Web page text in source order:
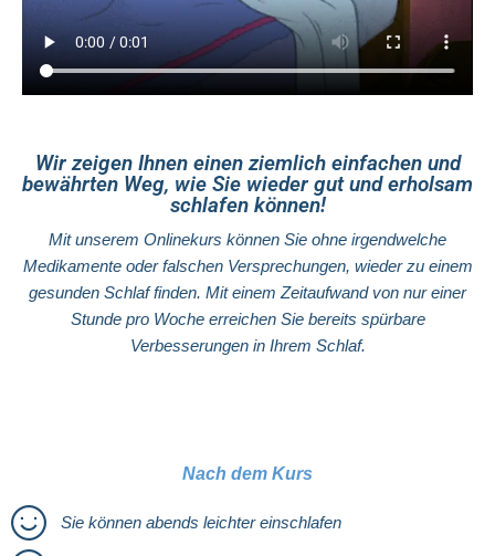
Wir zeigen Ihnen einen ziemlich einfachen und
bewährten Weg, wie Sie wieder gut und erholsam
schlafen können!
Mit unserem Onlinekurs können Sie ohne irgendwelche
Medikamente oder falschen Versprechungen, wieder zu einem
gesunden Schlaf finden. Mit einem Zeitaufwand von nur einer
Stunde pro Woche erreichen Sie bereits spürbare
Verbesserungen in Ihrem Schlaf.
Nach dem Kurs
Sie können abends leichter einschlafen